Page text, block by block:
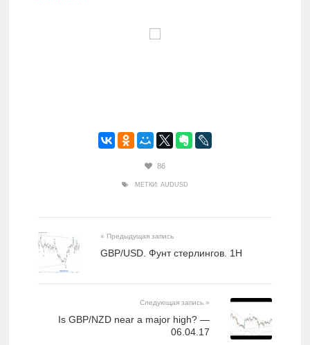
86
МЕТКИ: AUDUSD
« Предыдущая запись
GBP/USD. Фунт стерлингов. 1H
Следующая запись »
Is GBP/NZD near a major high? —
06.04.17